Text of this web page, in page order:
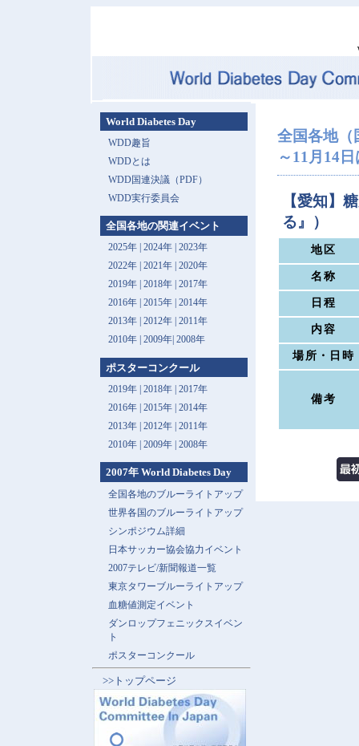
全国各地（
～11月14
【愛知】
る』）
地区
名称
日程
内容
場所・日時
備考
World Diabetes Day
WDD趣旨
WDDとは
WDD国連決議（PDF）
WDD実行委員会
全国各地の関連イベント
2025年| 2024年| 2023年
2022年| 2021年| 2020年
2019年| 2018年| 2017年
2016年| 2015年| 2014年
2013年 | 2012年| 2011年
2010年| 2009年| 2008年
ポスターコンクール
2019年 | 2018年 | 2017年
2016年 | 2015年 | 2014年
2013年 | 2012年 | 2011年
2010年 | 2009年 | 2008年
2007年 World Diabetes Day
全国各地のブルーライトアップ
世界各国のブルーライトアップ
シンポジウム詳細
日本サッカー協会協力イベント
2007テレビ/新聞報道一覧
東京タワーブルーライトアップ
血糖値測定イベント
ダンロップフェニックスイベン
ト
ポスターコンクール
>>トップページ